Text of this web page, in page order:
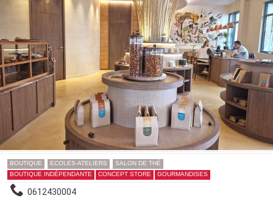
BOUTIQUE ECOLES-ATELIERS
SALON DE THÉ
BOUTIQUE INDÉPENDANTE
CONCEPT STORE GOURMANDISES
0612430004